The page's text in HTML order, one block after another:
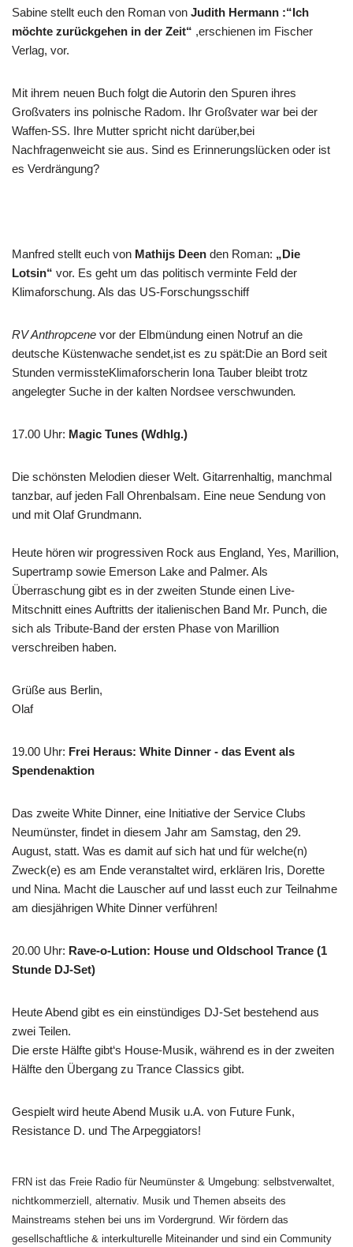
Sabine stellt euch den Roman von Judith Hermann :“Ich
möchte zurückgehen in der Zeit“ ,erschienen im Fischer
Verlag, vor.
Mit ihrem neuen Buch folgt die Autorin den Spuren ihres
Großvaters ins polnische Radom. Ihr Großvater war bei der
Waffen-SS. Ihre Mutter spricht nicht darüber,bei
Nachfragenweicht sie aus. Sind es Erinnerungslücken oder ist
es Verdrängung?
Manfred stellt euch von Mathijs Deen den Roman: „Die
Lotsin“ vor. Es geht um das politisch verminte Feld der
Klimaforschung. Als das US-Forschungsschiff
RV Anthropcene vor der Elbmündung einen Notruf an die
deutsche Küstenwache sendet,ist es zu spät:Die an Bord seit
Stunden vermissteKlimaforscherin Iona Tauber bleibt trotz
angelegter Suche in der kalten Nordsee verschwunden.
17.00 Uhr: Magic Tunes (Wdhlg.)
Die schönsten Melodien dieser Welt. Gitarrenhaltig, manchmal
tanzbar, auf jeden Fall Ohrenbalsam. Eine neue Sendung von
und mit Olaf Grundmann.
Heute hören wir progressiven Rock aus England, Yes, Marillion,
Supertramp sowie Emerson Lake and Palmer. Als
Überraschung gibt es in der zweiten Stunde einen Live-
Mitschnitt eines Auftritts der italienischen Band Mr. Punch, die
sich als Tribute-Band der ersten Phase von Marillion
verschreiben haben.
Grüße aus Berlin,
Olaf
19.00 Uhr: Frei Heraus: White Dinner - das Event als
Spendenaktion
Das zweite White Dinner, eine Initiative der Service Clubs
Neumünster, findet in diesem Jahr am Samstag, den 29.
August, statt. Was es damit auf sich hat und für welche(n)
Zweck(e) es am Ende veranstaltet wird, erklären Iris, Dorette
und Nina. Macht die Lauscher auf und lasst euch zur Teilnahme
am diesjährigen White Dinner verführen!
20.00 Uhr: Rave-o-Lution: House und Oldschool Trance (1
Stunde DJ-Set)
Heute Abend gibt es ein einstündiges DJ-Set bestehend aus
zwei Teilen.
Die erste Hälfte gibt‘s House-Musik, während es in der zweiten
Hälfte den Übergang zu Trance Classics gibt.
Gespielt wird heute Abend Musik u.A. von Future Funk,
Resistance D. und The Arpeggiators!
FRN ist das Freie Radio für Neumünster & Umgebung: selbstverwaltet,
nichtkommerziell, alternativ. Musik und Themen abseits des
Mainstreams stehen bei uns im Vordergrund. Wir fördern das
gesellschaftliche & interkulturelle Miteinander und sind ein Community